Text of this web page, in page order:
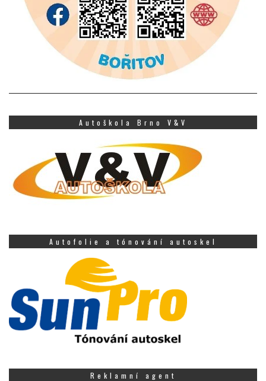
Autoškola Brno V&V
Autofolie a tónování autoskel
Reklamní agent